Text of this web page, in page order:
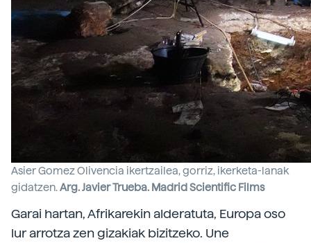
Asier Gomez Olivencia ikertzailea, gorriz, ikerketa-lanak
gidatzen.Arg. Javier Trueba. Madrid Scientific Films
Garai hartan, Afrikarekin alderatuta, Europa oso
lur arrotza zen gizakiak bizitzeko. Une